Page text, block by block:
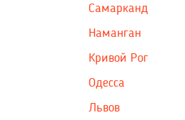
Самарканд
Наманган
Кривой Рог
Одесса
Львов